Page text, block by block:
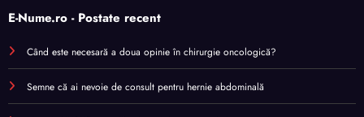
E-Nume.ro - Postate recent
Când este necesară a doua opinie în chirurgie oncologică?
Semne că ai nevoie de consult pentru hernie abdominală